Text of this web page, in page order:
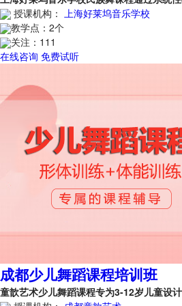
授课机构：
上海好莱坞音乐学校
教学点： 2个
关注： 111
在线咨询 免费试听
成都少儿舞蹈课程培训班
童歆艺术少儿舞蹈课程专为3-12岁儿童设